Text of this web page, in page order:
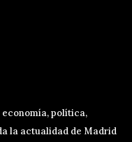
política,
la actualidad de Madrid